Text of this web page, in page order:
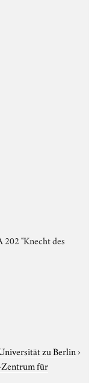
"Knecht des
zu Berlin›
für